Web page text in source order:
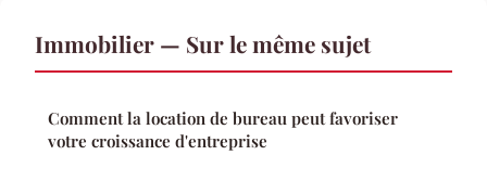
Immobilier — Sur le même sujet
Comment la location de bureau peut favoriser
votre croissance d'entreprise